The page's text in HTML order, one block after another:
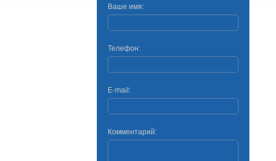
Ваше имя:
Телефон:
E-mail:
Комментарий: